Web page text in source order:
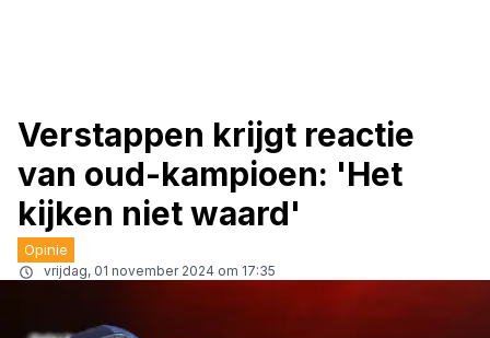
Verstappen krijgt reactie
van oud-kampioen: 'Het
kijken niet waard'
Opinie
vrijdag, 01 november 2024 om 17:35